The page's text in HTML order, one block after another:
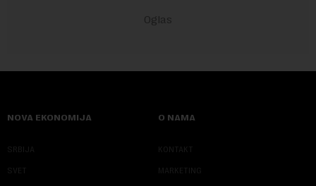
NOVA EKONOMIJA
SRBIJA
SVET
O NAMA
KONTAKT
MARKETING